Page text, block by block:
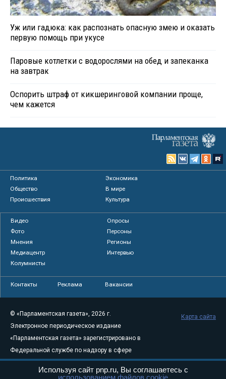
Уж или гадюка: как распознать опасную змею и оказать
первую помощь при укусе
Паровые котлетки с водорослями на обед и запеканка
на завтрак
Оспорить штраф от кикшеринговой компании проще,
чем кажется
Политика
Экономика
Общество
В мире
Происшествия
Культура
Видео
Опросы
Фото
Персоны
Мнения
Регионы
Медиацентр
Интервью
Колумнисты
Контакты Реклама Вакансии
© «Парламентская газета», 2026 г.
Электронное периодическое издание
«Парламентская газета» зарегистрировано в
Федеральной службе по надзору в сфере
связи, информационных технологий и
массовых коммуникаций (Роскомнадзор) 05
Карта сайта
Используя сайт pnp.ru, Вы соглашаетесь с
использованием файлов cookie